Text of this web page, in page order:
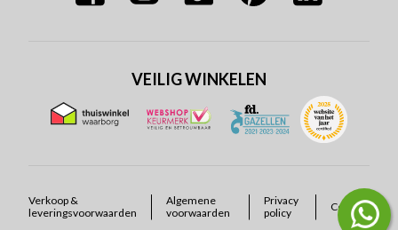
Verkoop &
leveringsvoorwaarden
Algemene
voorwaarden
Privacy
policy
Cookies
VEILIG WINKELEN